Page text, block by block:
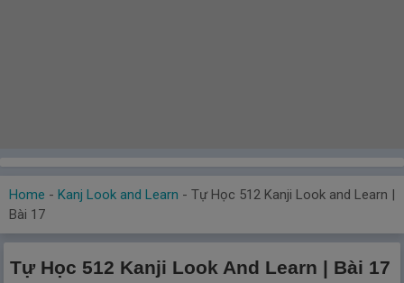
Home - Kanj Look and Learn - Tự Học 512 Kanji Look and Learn |
Bài 17
Tự Học 512 Kanji Look And Learn | Bài 17